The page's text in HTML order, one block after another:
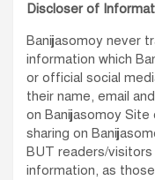
Discloser of
Banijjasomoy never
information which
or official social
their name, email
on Banijjasomoy
sharing on
BUT readers/
information, as